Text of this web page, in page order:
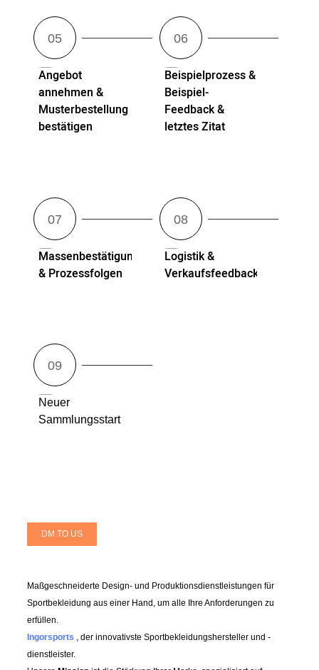
Angebot
annehmen &
Musterbestellung
bestätigen
Beispielprozess &
Beispiel-
Feedback &
letztes Zitat
Massenbestätigung
& Prozessfolgen
Logistik &
Verkaufsfeedback
Neuer
Sammlungsstart
DM TO US
Maßgeschneiderte Design- und Produktionsdienstleistungen für
Sportbekleidung aus einer Hand, um alle Ihre Anforderungen zu
erfüllen.
Ingorsports , der innovativste Sportbekleidungshersteller und -
dienstleister.